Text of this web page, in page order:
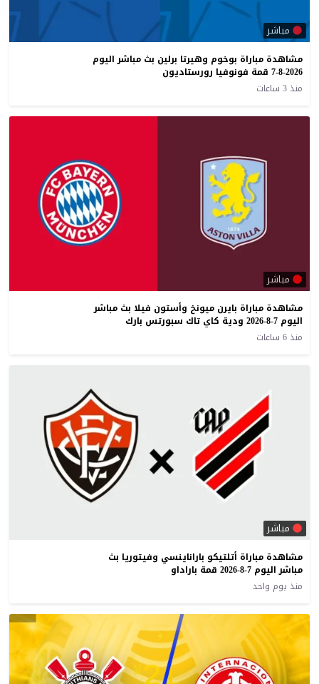
مباشر
مشاهدة مباراة بوخوم وهيرتا برلين بث مباشر اليوم
7-8-2026 قمة فونوفيا رورستاديون
منذ 3 ساعات
مباشر
مشاهدة مباراة بايرن ميونخ وأستون فيلا بث مباشر
اليوم 7-8-2026 ودية كاي تاك سبورتس بارك
منذ 6 ساعات
مباشر
مشاهدة مباراة أتلتيكو باراناينسي وفيتوريا بث
مباشر اليوم 7-8-2026 قمة باراداو
منذ يوم واحد